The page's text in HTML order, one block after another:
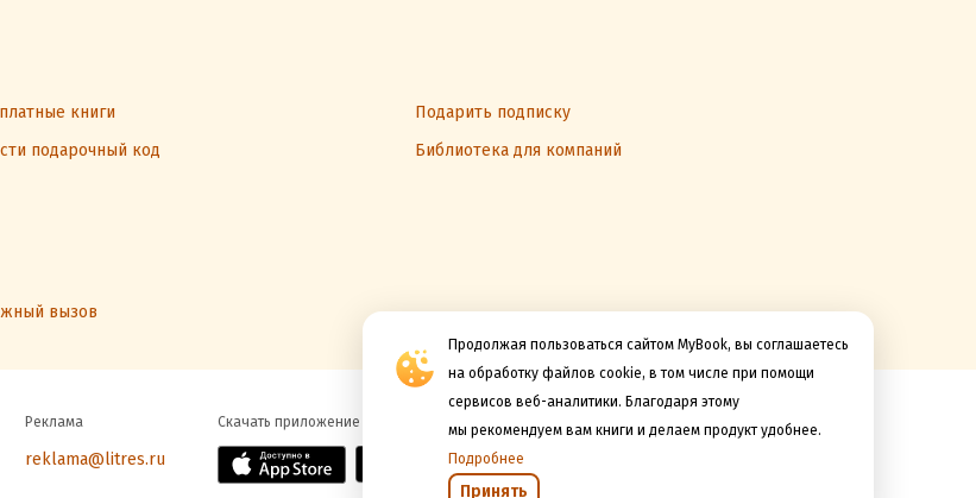
Продолжая пользоваться сайтом MyBook, вы соглашаетесь
на обработку файлов cookie, в том числе при помощи
сервисов веб-аналитики. Благодаря этому
мы рекомендуем вам книги и делаем продукт удобнее.
Подробнее
Принять
книги
Подарить подписку
подарочный код
Библиотека для компаний
вызов
Реклама
reklama@litres.ru
Скачать приложение